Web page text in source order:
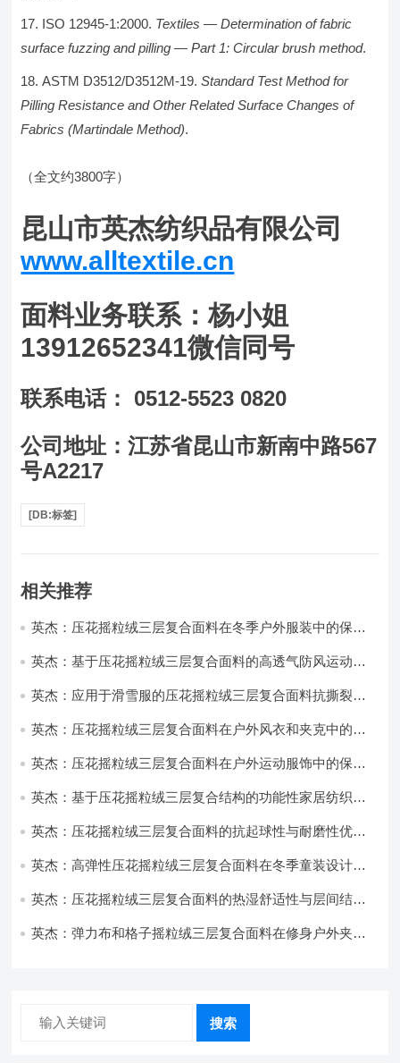
ISO 12945-1:2000. Textiles — Determination of fabric
surface fuzzing and pilling — Part 1: Circular brush method.
ASTM D3512/D3512M-19.Standard Test Method for
Pilling Resistance and Other Related Surface Changes of
Fabrics (Martindale Method).
（全文约3800字）
昆山市英杰纺织品有限公司
www.alltextile.cn
面料业务联系：杨小姐
13912652341微信同号
联系电话： 0512-5523 0820
公司地址：江苏省昆山市新南中路567
号A2217
[DB:标签]
相关推荐
英杰：压花摇粒绒三层复合面料在冬季户外服装中的保暖
英杰：基于压花摇粒绒三层复合面料的高透气防风运动服
英杰：应用于滑雪服的压花摇粒绒三层复合面料抗撕裂与
英杰：压花摇粒绒三层复合面料在户外风衣和夹克中的应
英杰：压花摇粒绒三层复合面料在户外运动服饰中的保暖
英杰：基于压花摇粒绒三层复合结构的功能性家居纺织品
英杰：压花摇粒绒三层复合面料的抗起球性与耐磨性优化
英杰：高弹性压花摇粒绒三层复合面料在冬季童装设计中
英杰：压花摇粒绒三层复合面料的热湿舒适性与层间结合
英杰：弹力布和格子摇粒绒三层复合面料在修身户外夹克
搜索